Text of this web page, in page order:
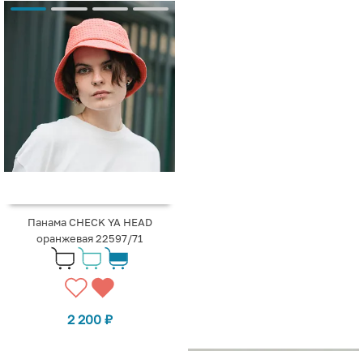
Панама CHECK YA HEAD
оранжевая 22597/71
2 200 ₽